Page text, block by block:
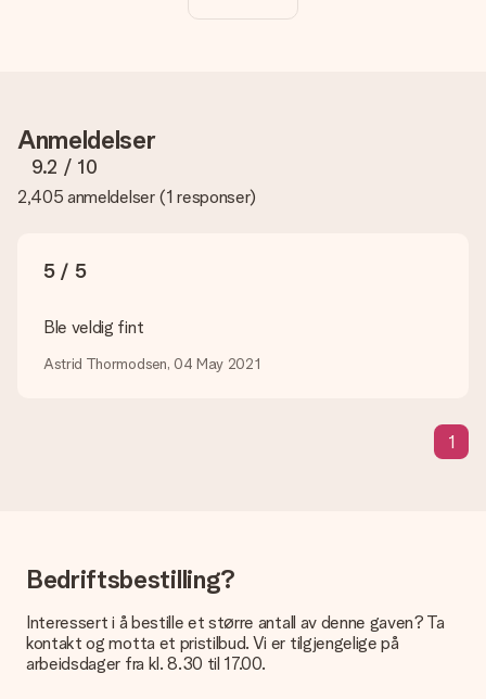
Er eget design inkludert i prisen?
Derfor er det viktig å bruke bilder av høy kvalitet. Hvis du er
usikker på kvaliteten på bildet ditt, kan du kontakte vår
kundeservice og legge ved bildet ditt sammen med gaven du
er interessert i å bestille. De kan da sjekke kvaliteten for deg!
Du kan laste opp JPG- og PNG-filer i redigeringsprogrammet
vårt. Er dette for teknisk for deg eller har du et bilde av et
kundeservice; igjen, de er glade for å hjelpe deg!
Hva om fargen eller alternativet jeg vil ha ikke er
farge, men kan du ikke finne denne på nettstedet? Ta kontakt
melding på kortet, som vi skriver ut og legger ved pakken. Slik
vet mottakeren nøyaktig hvem han eller hun har å takke for
den flotte overraskelsen.
Blir gaven min pakket inn?
(Foreløpig) tilbyr vi ikke denne tjenesten. Vi leverer våre gaver
Anmeldelser
9.2 / 10
2,405 anmeldelser(1 responser)
5 / 5
Ble veldig fint
Astrid Thormodsen, 04 May 2021
1
Bedriftsbestilling?
Interessert i å bestille et større antall av denne gaven? Ta
kontakt og motta et pristilbud. Vi er tilgjengelige på
arbeidsdager fra kl. 8.30 til 17.00.